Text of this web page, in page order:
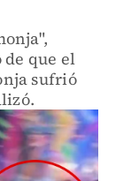
que el
sufrió